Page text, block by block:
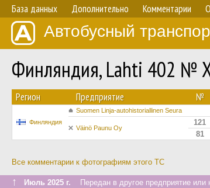
База данных Дополнительно Комментарии
Автобусный
Финляндия, Lahti 402 №
Регион Предприятие №
Финляндия
Suomen Linja-autohistoriallinen Seura
Väinö Paunu Oy
121
81
Все комментарии к фотографиям этого ТС
↑ Июль 2025 г. Передан в другое предприятие или